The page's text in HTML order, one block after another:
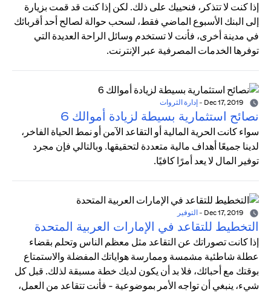
إذا كنت لا تتذكر، فنحييك على ذلك. لكن إذا كنت قد قمت بزيارة
إلى البنك الأسبوع الماضي فقط، لسحب حوالة لصالح أحد أقربائك
في مدينة أخرى، فأنت لا تستخدم وسائل الراحة العديدة التي
توفرها الخدمات المصرفية عبر الإنترنت.
- إدارة الثروات
نصائح استثمارية بسيطة لزيادة أموالك 6
سواء كانت الحرية المالية أو التقاعد الآمن أو نمط الحياة الفاخر،
لدينا جميعًا أهداف مالية متعددة لتحقيقها. وبالتالي فإن مجرد
توفير المال لا يعد أمرًا كافيًا.
- التوفير
التخطيط للتقاعد في الإمارات العربية المتحدة
إذا كانت تصوراتك عن التقاعد مثل معظم الناس وتحلم بقضاء
عطلة شاطئية مشمسة وممارسة هواياتك المفضلة والاستمتاع
بوقتك مع أحبائك، فلا بد أن يكون لديك خطة مسبقة لذلك. قبل كل
شيء، ينبغي أن تواجه الأمر بموضوعية - فأنت تتقاعد من العمل،